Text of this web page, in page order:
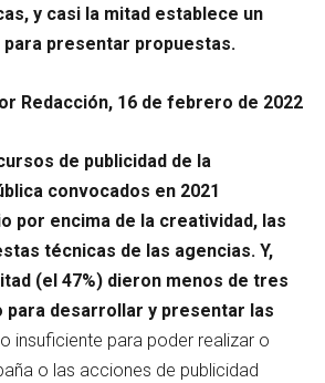
y casi la mitad establece un
presentar propuestas.
Redacción, 16 de febrero de 2022
de publicidad de la
convocados en 2021
por encima de la creatividad, las
técnicas de las agencias. Y,
(el 47%) dieron menos de tres
para desarrollar y presentar las
insuficiente para poder realizar o
o las acciones de publicidad